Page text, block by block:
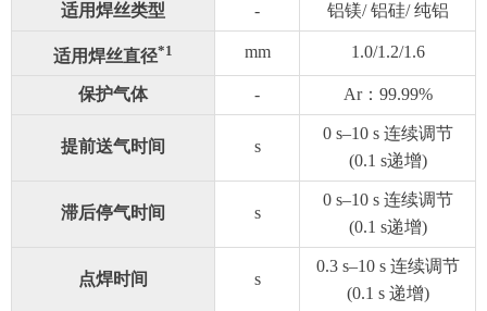
适用焊丝类型 - 铝镁/ 铝硅/ 纯铝
适用焊丝直径*1 mm 1.0/1.2/1.6
保护气体 - Ar：99.99%
提前送气时间 s
0 s–10 s 连续调节
(0.1 s递增)
滞后停气时间 s
0 s–10 s 连续调节
(0.1 s递增)
点焊时间 s
0.3 s–10 s 连续调节
(0.1 s 递增)